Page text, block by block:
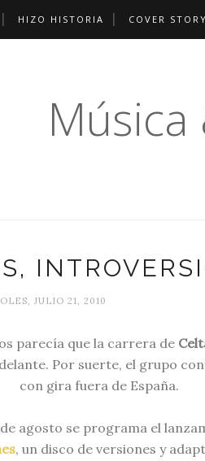
HIZO HISTORIA COVER STORY
Música
JULIO 21, 2010
parecía que la carrera de
Por suerte, el grupo
con gira fuera de España.
de agosto se programa el
, un disco de versiones y